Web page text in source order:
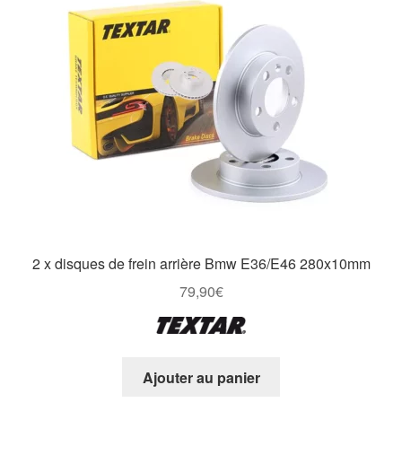
2 x disques de frein arrière Bmw E36/E46 280x10mm
79,90€
Ajouter au panier